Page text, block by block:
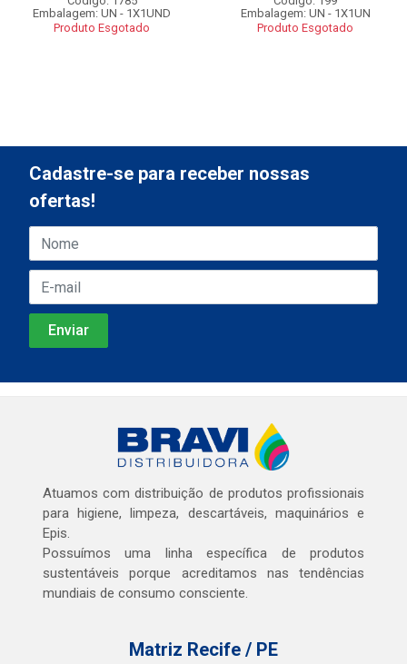
Embalagem: UN - 1X1UND
Produto Esgotado
Embalagem: UN - 1X1UN
Produto Esgotado
Cadastre-se para receber nossas
ofertas!
Atuamos com distribuição de produtos profissionais
para higiene, limpeza, descartáveis, maquinários e
Epis.
Possuímos uma linha específica de produtos
sustentáveis porque acreditamos nas tendências
mundiais de consumo consciente.
Matriz Recife / PE